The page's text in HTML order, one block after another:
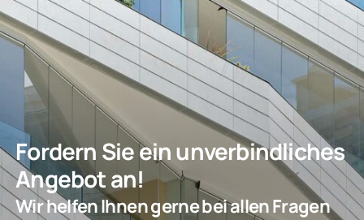
Fordern Sie ein unverbindliches
Angebot an!
Wir helfen Ihnen gerne bei allen Fragen